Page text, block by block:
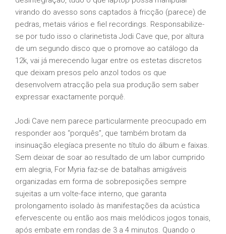
virando do avesso sons captados à fricção (parece) de
pedras, metais vários e fiel recordings. Responsabilize-
se por tudo isso o clarinetista Jodi Cave que, por altura
de um segundo disco que o promove ao catálogo da
12k, vai já merecendo lugar entre os estetas discretos
que deixam presos pelo anzol todos os que
desenvolvem atracção pela sua produção sem saber
expressar exactamente porquê.
Jodi Cave nem parece particularmente preocupado em
responder aos “porquês”, que também brotam da
insinuação elegíaca presente no título do álbum e faixas.
Sem deixar de soar ao resultado de um labor cumprido
em alegria, For Myria faz-se de batalhas amigáveis
organizadas em forma de sobreposições sempre
sujeitas a um volte-face interno, que garanta
prolongamento isolado às manifestações da acústica
efervescente ou então aos mais melódicos jogos tonais,
após embate em rondas de 3 a 4 minutos. Quando o